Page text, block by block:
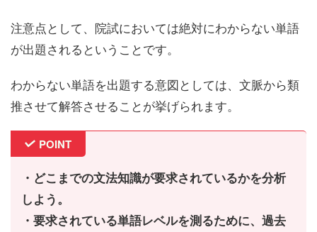
注意点として、院試においては絶対にわからない単語
が出題されるということです。
わからない単語を出題する意図としては、文脈から類
推させて解答させることが挙げられます。
POINT
・どこまでの文法知識が要求されているかを分析
しよう。
・要求されている単語レベルを測るために、過去